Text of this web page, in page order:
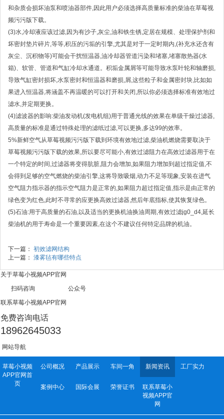
和杂质会损坏油泵和喷油器部件,因此用户必须选择高质量标准的柴油在草莓视
频污污版下载。
(3)水,冷却液应该过滤,因为有沙子,灰尘,油和铁生锈,定居在规模、处理保护剂和
坏密封垫片碎片,等等,积压的污垢的引擎,尤其是对于一定时期内,(补充水还含有
灰尘、沉积物等)可能会干扰恒温器,油冷却器管道污染和堵塞,堵塞散热器(水
箱)、软管、管道和气缸冷却水通道。积垢金属屑等可能导致水泵叶轮和轴磨损,
导致气缸密封损坏,水泵密封和恒温器和磨损,屑,这些粒子和金属密封块,比如如
果进入恒温器,将涵盖不再温暖的可以打开和关闭,所以你必须选择标准有效地过
滤水,并定期更换。
(4)滤波器的影响:柴油发动机(发电机组)用于普通光线的效果在单级干燥过滤器,
高质量的标准是通过特殊处理的滤纸过滤,可以更换,多达99的效率。
5%新鲜空气从草莓视频污污版下载到环境有效地过滤,柴油机燃烧需要取决于
草莓视频污污版下载的效果,所以要尽可能小,有效过滤阻力在高效过滤器用于在
一个特定的时间,过滤器将变得肮脏,阻力会增加,如果阻力增加到超过指定值,不
会得到足够的空气燃烧的柴油引擎,这将导致吸烟,动力不足等现象,安装在进气
空气阻力指示器的指示空气阻力是正常的,如果阻力超过指定值,指示是由正常的
绿色变为红色,此时不寻常的应更换高效过滤器,然后年底指标,使其恢复绿色。
(5)石油:用于高质量的石油,以及适当的更换机油换油周期,有效过滤jg0_d4,延长
柴油机的用于寿命是一个重要因素,在这个不建议任何特定品牌的机油。
下一篇： 初效滤网结构
上一篇： 漆雾毡有哪些特点
关于草莓小视频APP官网
扫码咨询 公众号
联系草莓小视频APP官网
免费咨询电话
18962645033
网站导航
草莓小视频
APP官网首
页
公司概况 产品展示 车间一角 新闻资讯 工厂实力
案例中心 国际会展 荣誉证书
联系草莓小
视频APP官
网